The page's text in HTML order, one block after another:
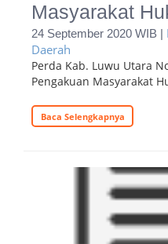
Masyarakat
24 September 2020 WIB |
Daerah
Perda Kab. Luwu Utara
Pengakuan Masyarakat
Baca Selengkapnya